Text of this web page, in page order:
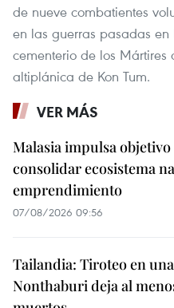
de nueve combatientes
en las guerras pasadas en
cementerio de los
altiplánica de Kon Tum.
VER MÁS
Malasia impulsa objetivo
consolidar ecosistema
emprendimiento
07/08/2026 09:56
Tailandia: Tiroteo en
Nonthaburi deja al